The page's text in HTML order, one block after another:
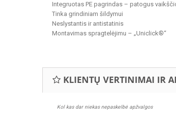
Integruotas PE pagrindas – patogus
Tinka grindiniam šildymui
Neslystantis ir antistatinis
Montavimas spragtelėjimu – „Uniclick®“
KLIENTŲ VERTINIMAI IR
Kol kas dar niekas nepaskelbė apžvalgos